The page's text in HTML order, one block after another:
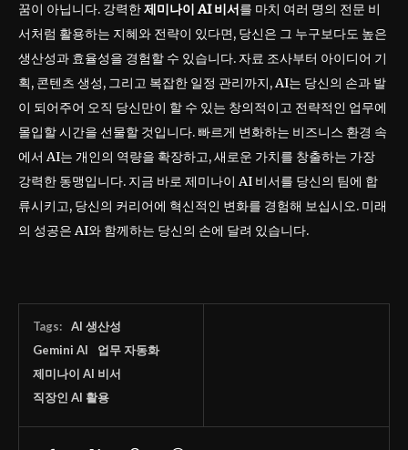
꿈이 아닙니다. 강력한제미나이 AI 비서를 마치 여러 명의 전문 비
서처럼 활용하는 지혜와 전략이 있다면, 당신은 그 누구보다도 높은
생산성과 효율성을 경험할 수 있습니다. 자료 조사부터 아이디어 기
획, 콘텐츠 생성, 그리고 복잡한 일정 관리까지, AI는 당신의 손과 발
이 되어주어 오직 당신만이 할 수 있는 창의적이고 전략적인 업무에
몰입할 시간을 선물할 것입니다. 빠르게 변화하는 비즈니스 환경 속
에서 AI는 개인의 역량을 확장하고, 새로운 가치를 창출하는 가장
강력한 동맹입니다. 지금 바로 제미나이 AI 비서를 당신의 팀에 합
류시키고, 당신의 커리어에 혁신적인 변화를 경험해 보십시오. 미래
의 성공은 AI와 함께하는 당신의 손에 달려 있습니다.
Tags:
AI 생산성
Gemini AI
업무 자동화
제미나이 AI 비서
직장인 AI 활용